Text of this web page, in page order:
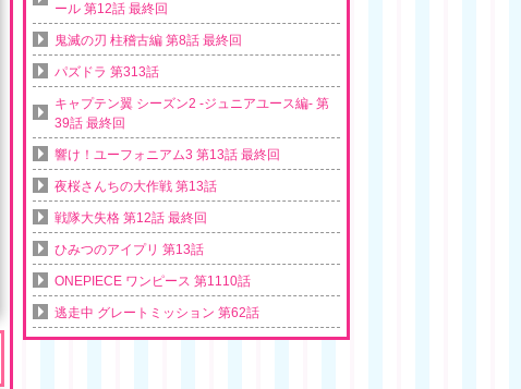
ール 第12話 最終回
鬼滅の刃 柱稽古編 第8話 最終回
パズドラ 第313話
キャプテン翼 シーズン2 -ジュニアユース編- 第
39話 最終回
響け！ユーフォニアム3 第13話 最終回
夜桜さんちの大作戦 第13話
戦隊大失格 第12話 最終回
ひみつのアイプリ 第13話
ONEPIECE ワンピース 第1110話
逃走中 グレートミッション 第62話